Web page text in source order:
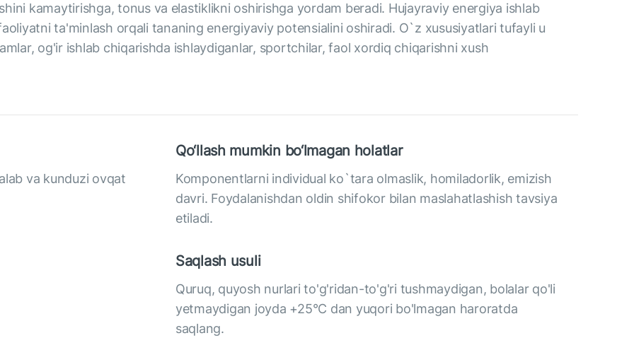
kamaytirishga, tonus va elastiklikni oshirishga yordam beradi. Hujayraviy energiya ishlab
ta'minlash orqali tananing energiyaviy potensialini oshiradi. O`z xususiyatlari tufayli u
og'ir ishlab chiqarishda ishlaydiganlar, sportchilar, faol xordiq chiqarishni xush
va kunduzi ovqat
Qo‘llash mumkin bo‘lmagan holatlar
Komponentlarni individual ko`tara olmaslik, homiladorlik, emizish
davri. Foydalanishdan oldin shifokor bilan maslahatlashish tavsiya
etiladi.
Saqlash usuli
Quruq, quyosh nurlari to'g'ridan-to'g'ri tushmaydigan, bolalar qo'li
yetmaydigan joyda +25°C dan yuqori bo'lmagan haroratda
saqlang.